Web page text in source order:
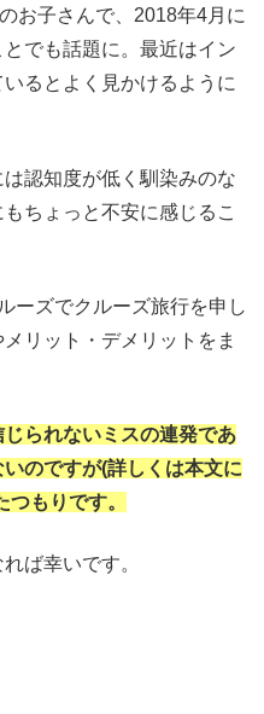
お子さんで、2018年4月に
でも話題に。最近はイン
るとよく見かけるように
認知度が低く馴染みのな
ちょっと不安に感じるこ
ーズでクルーズ旅行を申し
リット・デメリットをま
られないミスの連発であ
のですが(詳しくは本文に
もりです。
ば幸いです。